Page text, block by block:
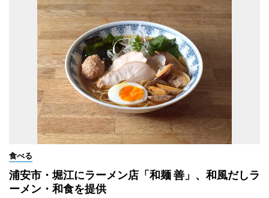
食べる
浦安市・堀江にラーメン店「和麺 善」、和風だしラ
ーメン・和食を提供